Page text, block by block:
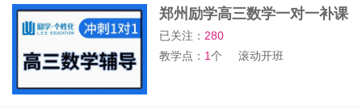
郑州励学高三数学一对一补课
班
已关注： 280
教学点： 1个 滚动开班